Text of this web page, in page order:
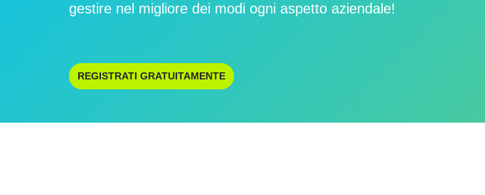
gestire nel migliore dei modi ogni aspetto aziendale!
REGISTRATI GRATUITAMENTE